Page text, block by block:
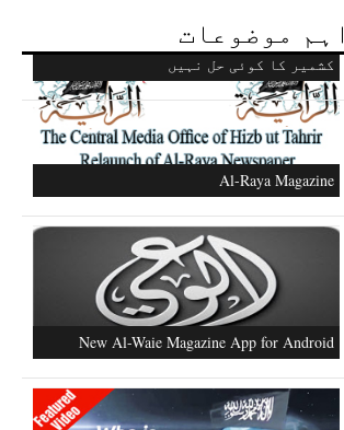
اہم موضوعات
Al-Raya Magazine
مسلم افواج کو متحرک کرنے کےعلاوہ
کشمیر کا کوئی حل نہیں